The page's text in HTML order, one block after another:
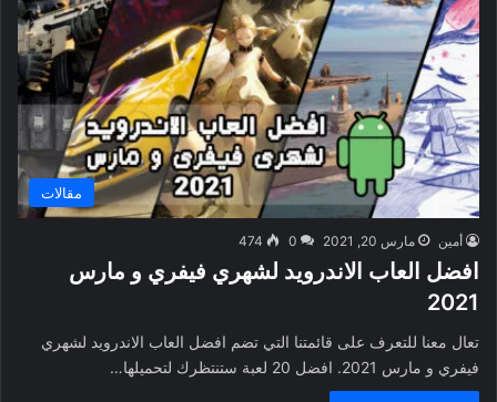
مقالات
أمين مارس 20, 2021 0
474
افضل العاب الاندرويد لشهري فيفري و مارس
2021
تعال معنا للتعرف على قائمتنا التي تضم افضل العاب الاندرويد لشهري
فيفري و مارس 2021. افضل 20 لعبة ستنتظرك لتحميلها…